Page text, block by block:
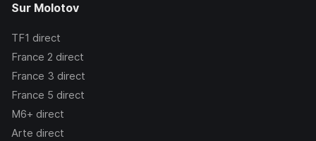
Sur Molotov
TF1 direct
France 2 direct
France 3 direct
France 5 direct
M6+ direct
Arte direct